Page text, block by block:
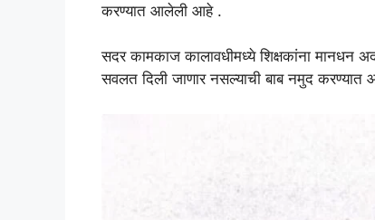
करण्यात आलेली आहे .
सदर कामकाज कालावधीमध्ये शिक्षकांना मानधन
सवलत दिली जाणार नसल्याची बाब नमुद